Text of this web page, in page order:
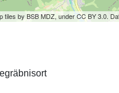
tiles by BSB MDZ, under CC BY 3.0.